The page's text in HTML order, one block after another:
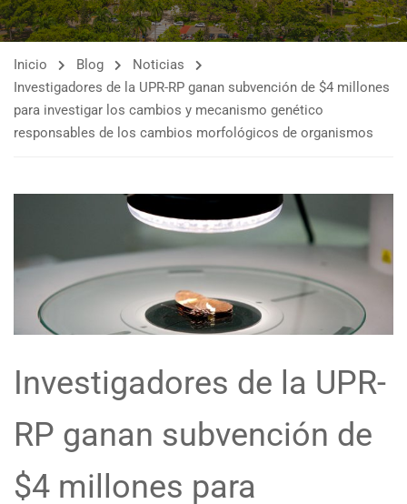
Inicio Blog
Noticias
Investigadores de la UPR-RP ganan subvención de $4 millones
para investigar los cambios y mecanismo genético
responsables de los cambios morfológicos de organismos
Investigadores de la UPR-
RP ganan subvención de
$4 millones para